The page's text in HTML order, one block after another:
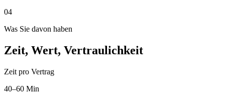
04
Was Sie davon haben
Zeit, Wert, Vertraulichkeit
Zeit pro Vertrag
40–60 Min